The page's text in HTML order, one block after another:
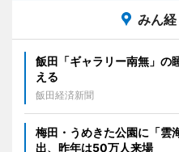
みん
飯田「ギャラリー南無」
える
飯田経済新聞
梅田・うめきた公園に「
出、昨年は50万人来場